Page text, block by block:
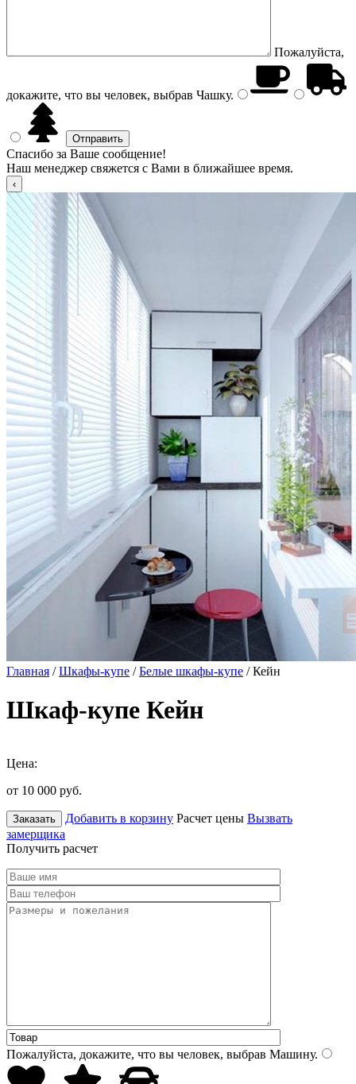
Пожалуйста,
докажите, что вы человек, выбрав Чашку.
Спасибо за Ваше сообщение!
Наш менеджер свяжется с Вами в ближайшее время.
Главная /Шкафы-купе /Белые шкафы-купе / Кейн
Шкаф-купе Кейн
Цена:
от 10 000 руб.
Заказать Добавить в корзину Расчет цены Вызвать
замерщика
Получить расчет
Пожалуйста, докажите, что вы человек, выбрав Машину.